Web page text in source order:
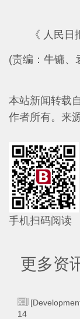
《 人民日报
(责编：牛镛、
本站新闻转载
作者所有。 来
手机扫码阅读
更多资
14